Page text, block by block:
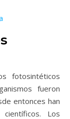
fotosintéticos
fueron
entonces han
Los